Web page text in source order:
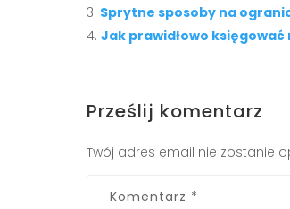
Sprytne sposoby na
Jak prawidłowo księgować
Prześlij komentarz
Twój adres email nie zostanie